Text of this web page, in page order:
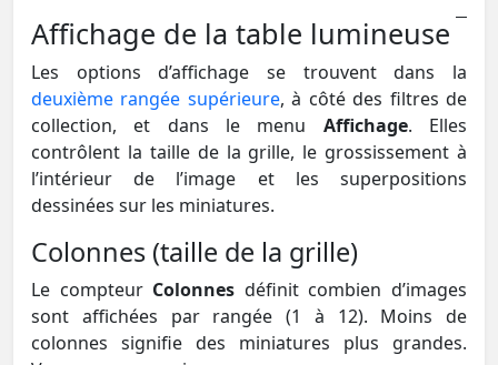
Affichage de la table lumineuse
Les options d’affichage se trouvent dans la
deuxième rangée supérieure, à côté des filtres de
collection, et dans le menu Affichage. Elles
contrôlent la taille de la grille, le grossissement à
l’intérieur de l’image et les superpositions
dessinées sur les miniatures.
Colonnes (taille de la grille)
Le compteur Colonnes définit combien d’images
sont affichées par rangée (1 à 12). Moins de
colonnes signifie des miniatures plus grandes.